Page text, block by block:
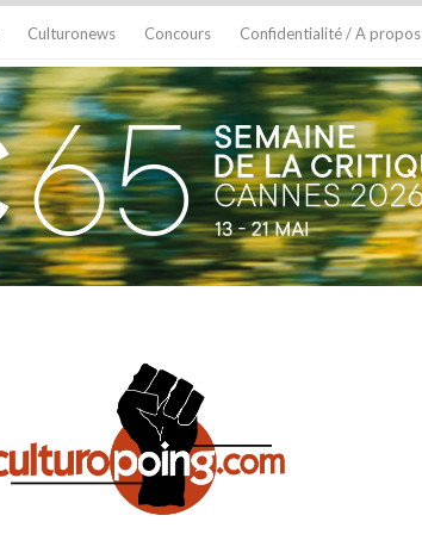
Culturonews Concours Confidentialité / A propos